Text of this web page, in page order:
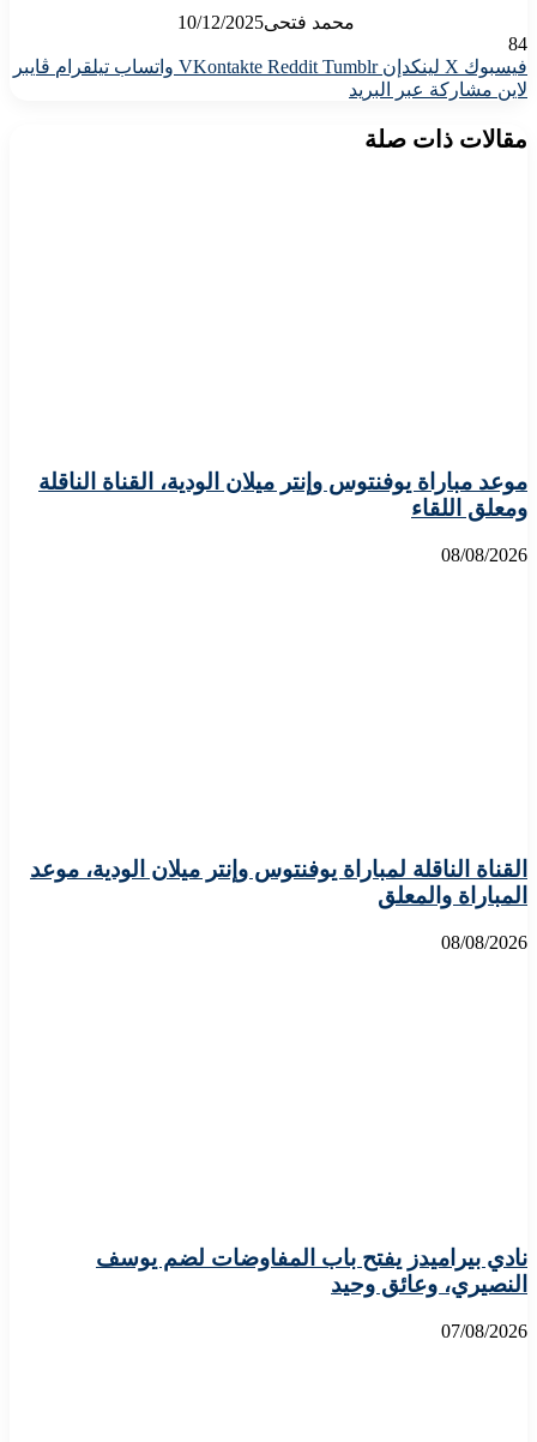
محمد فتحى10/12/2025
84
فيسبوك X لينكدإن واتساب تيلقرام ڤايبر
لاين مشاركة عبر البريد
مقالات ذات صلة
موعد مباراة يوفنتوس وإنتر ميلان الودية، القناة الناقلة
ومعلق اللقاء
08/08/2026
القناة الناقلة لمباراة يوفنتوس وإنتر ميلان الودية، موعد
المباراة والمعلق
08/08/2026
نادي بيراميدز يفتح باب المفاوضات لضم يوسف
النصيري، وعائق وحيد
07/08/2026